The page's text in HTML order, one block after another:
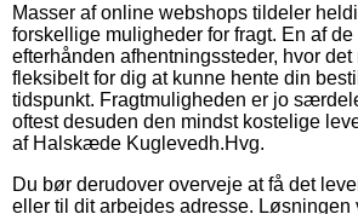
Masser af online webshops tildeler
forskellige muligheder for fragt. En af
efterhånden afhentningssteder, hvor det
fleksibelt for dig at kunne hente din
tidspunkt. Fragtmuligheden er jo
oftest desuden den mindst kostelige
af Halskæde Kuglevedh.Hvg.
Du bør derudover overveje at få det
eller til dit arbejdes adresse. Løsningen